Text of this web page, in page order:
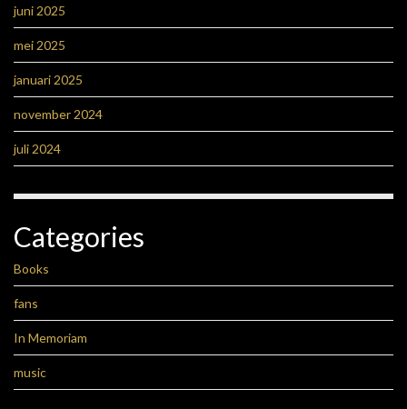
juni 2025
mei 2025
januari 2025
november 2024
juli 2024
Categories
Books
fans
In Memoriam
music